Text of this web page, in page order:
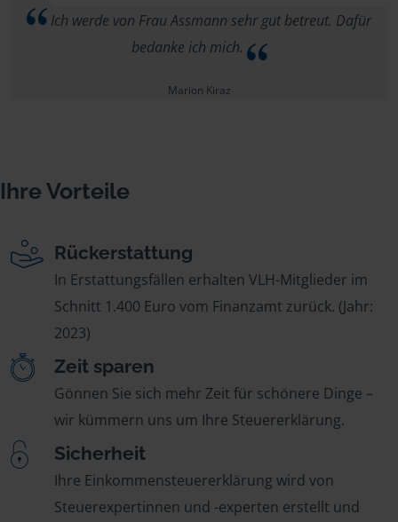
Ich werde von Frau Assmann sehr gut betreut. Dafür
bedanke ich mich.
Marion Kiraz
Ihre Vorteile
Rückerstattung
In Erstattungsfällen erhalten VLH-Mitglieder im
Schnitt 1.400 Euro vom Finanzamt zurück. (Jahr:
2023)
Zeit sparen
Gönnen Sie sich mehr Zeit für schönere Dinge –
wir kümmern uns um Ihre Steuererklärung.
Sicherheit
Ihre Einkommensteuererklärung wird von
Steuerexpertinnen und -experten erstellt und